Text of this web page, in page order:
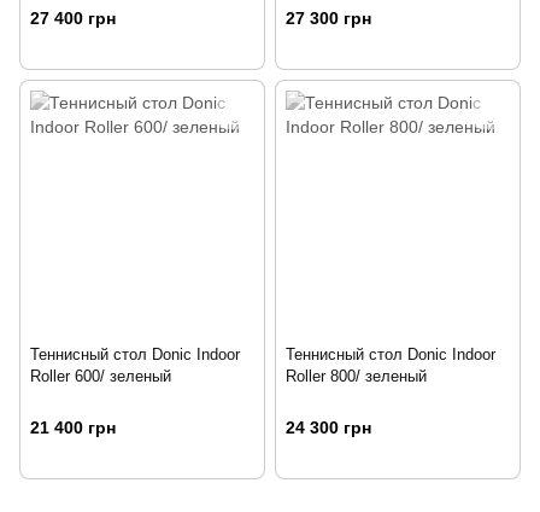
27 400 грн 27 300 грн
Теннисный стол Donic Indoor
Roller 600/ зеленый
21 400 грн
Теннисный стол Donic Indoor
Roller 800/ зеленый
24 300 грн